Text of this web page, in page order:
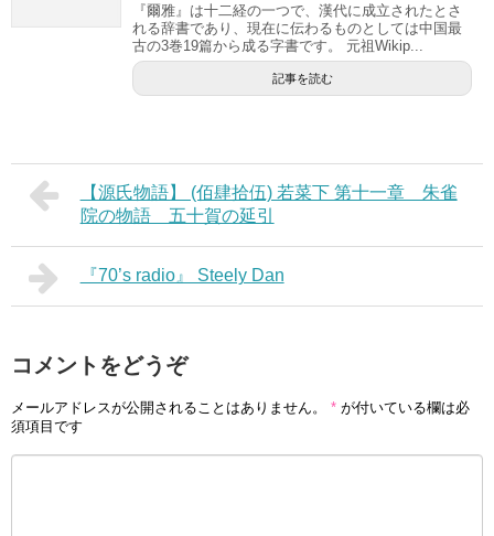
『爾雅』は十二経の一つで、漢代に成立されたとさ
れる辞書であり、現在に伝わるものとしては中国最
古の3巻19篇から成る字書です。 元祖Wikip...
記事を読む
【源氏物語】 (佰肆拾伍) 若菜下 第十一章 朱雀
院の物語 五十賀の延引
『70’s radio』 Steely Dan
コメントをどうぞ
メールアドレスが公開されることはありません。 * が付いている欄は必
須項目です